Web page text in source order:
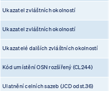
Ukazatel zvláštních okolností
Ukazatel zvláštních okolností
Ukazatelé dalších zvláštních okolností
Kód umístění OSN rozšířený (CL244)
Ulatnění celních sazeb (JCD odst.36)